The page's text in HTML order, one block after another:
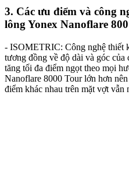
3. Các ưu điểm và công
lông Yonex Nanoflare
- ISOMETRIC: Công nghệ thiết
tương đồng về độ dài và góc của
tăng tối đa điểm ngọt theo mọi
Nanoflare 8000 Tour lớn hơn
điểm khác nhau trên mặt vợt vẫn